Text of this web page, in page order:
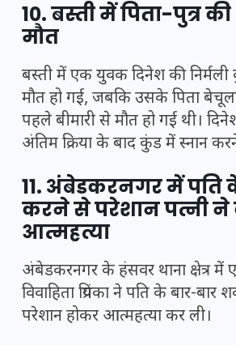
10. बस्ती में पिता-पुत्र
मौत
बस्ती में एक युवक दिनेश की
मौत हो गई, जबकि उसके पिता
पहले बीमारी से मौत हो गई थी।
अंतिम क्रिया के बाद कुंड में स्नान
11. अंबेडकरनगर में
करने से परेशान पत्नी ने
आत्महत्या
अंबेडकरनगर के हंसवर थाना क्षेत्र में
विवाहिता प्रियंका ने पति के बार-
परेशान होकर आत्महत्या कर ली।